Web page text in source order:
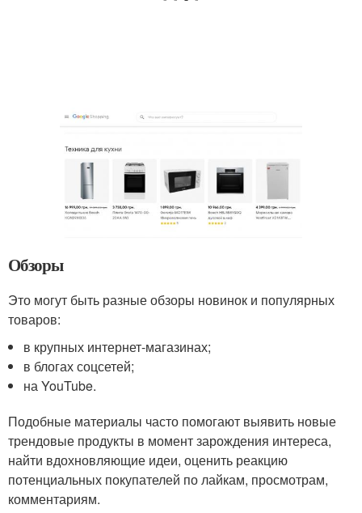
Обзоры
Это могут быть разные обзоры новинок и популярных
товаров:
в крупных интернет-магазинах;
в блогах соцсетей;
на YouTube.
Подобные материалы часто помогают выявить новые
трендовые продукты в момент зарождения интереса,
найти вдохновляющие идеи, оценить реакцию
потенциальных покупателей по лайкам, просмотрам,
комментариям.